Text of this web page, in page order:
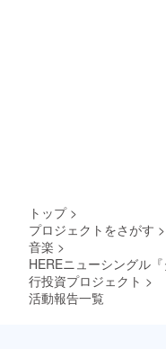
トップ >
プロジェクトをさがす >
音楽 >
HEREニューシングル
行投資プロジェクト >
活動報告一覧